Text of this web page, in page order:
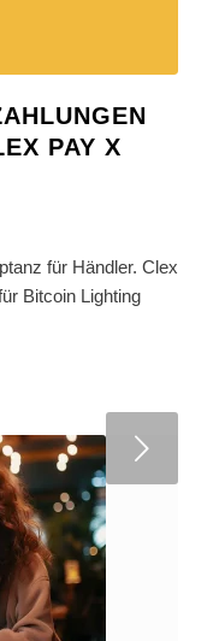
PAY X
für Händler. Clex
Bitcoin Lighting